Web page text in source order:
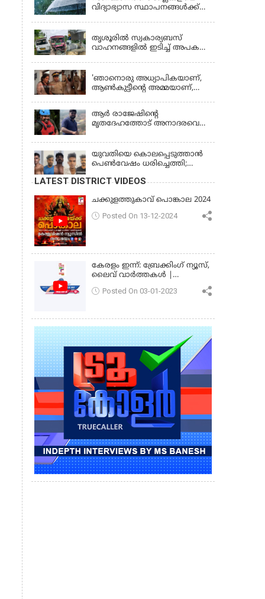
വിദ്യാഭ്യാസ സ്ഥാപനങ്ങൾക്ക്
തൃശൂരിൽ സ്വകാര്യബസ്
വാഹനങ്ങളില്‍ ഇടിച്ച് അപകടം:
'ഞാനൊരു അധ്യാപികയാണ്,
ആണ്‍കുട്ടീന്റെ അമ്മയാണ്‌,
കസ്റ്റഡിയിൽ വിട്ട് കോടതി,
ജാമ്യാപേക്ഷ തള്ളി
ആര്‍ രാജേഷിന്റെ
മൃതദേഹത്തോട് അനാദരവെന്ന്
ക്രമീകരണത്തില്‍ ഗുരുതര
വീഴ്ച; മൃതദേഹം ചാവക്കാട്
വരെ എത്തിച്ചത് ഫ്രീസര്‍
സംവിധാനം ഇല്ലാതെയെന്നും
ആരോപണം
യുവതിയെ കൊലപ്പെടുത്താൻ
പെൺവേഷം ധരിച്ചെത്തി;
LATEST DISTRICT VIDEOS
ചക്കുളത്തുകാവ് പൊങ്കാല 2024
Posted On 13-12-2024
കേരളം ഇന്ന്: ബ്രേക്കിംഗ് ന്യൂസ്,
ലൈവ് വാർത്തകൾ |
Posted On 03-01-2023